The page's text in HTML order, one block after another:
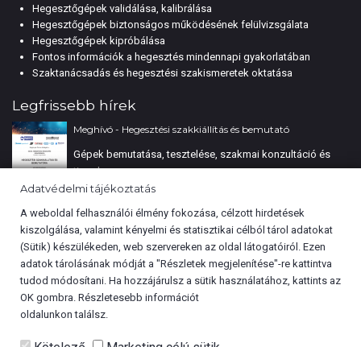
Hegesztőgépek validálása, kalibrálása
Hegesztőgépek biztonságos működésének felülvizsgálata
Hegesztőgépek kipróbálása
Fontos információk a hegesztés mindennapi gyakorlatában
Szaktanácsadás és hegesztési szakismeretek oktatása
Legfrissebb hírek
Meghívó - Hegesztési szakkiállítás és bemutató
Gépek bemutatása, tesztelése, szakmai konzultáció és
tippek
Rechnen - Portfólió
Tájékoztatás
Lézerhegesztés továbbképzés
Lézerhegesztés továbbképzés a Lasermach by Photonweld
Adatvédelmi tájékoztatás
A weboldal felhasználói élmény fokozása, célzott hirdetések
kiszolgálása, valamint kényelmi és statisztikai célból tárol adatokat
(Sütik) készülékeden, web szervereken az oldal látogatóiról. Ezen
adatok tárolásának módját a "Részletek megjelenítése"-re kattintva
tudod módosítani. Ha hozzájárulsz a sütik használatához, kattints az
OK gombra. Részletesebb információt
oldalunkon találsz.